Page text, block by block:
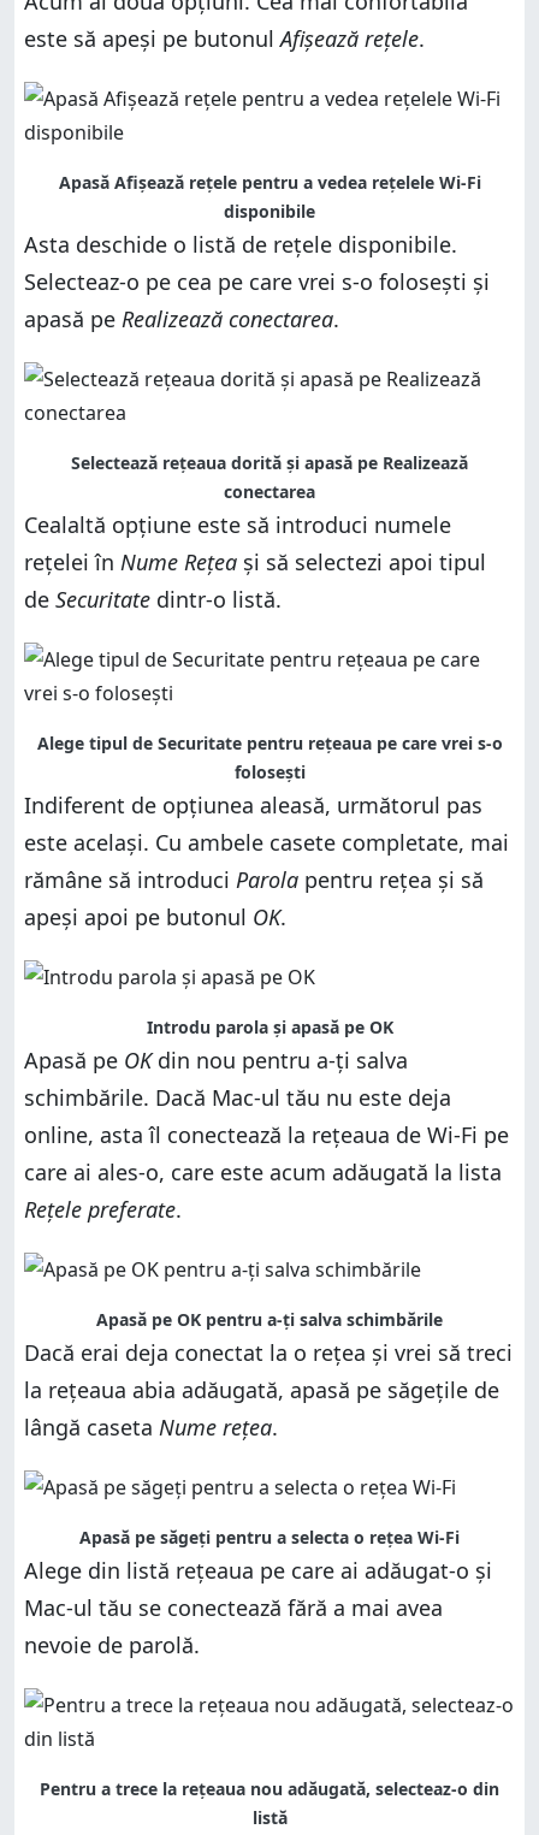
este să apeși pe butonulAfișează rețele.
Apasă Afișează rețele pentru a vedea rețelele Wi-Fi
disponibile
Asta deschide o listă de rețele disponibile.
Selecteaz-o pe cea pe care vrei s-o folosești și
apasă pe Realizează conectarea.
Selectează rețeaua dorită și apasă pe Realizează
conectarea
Cealaltă opțiune este să introduci numele
rețelei în Nume Rețea și să selectezi apoi tipul
de Securitate dintr-o listă.
Alege tipul de Securitate pentru rețeaua pe care vrei s-o
folosești
Indiferent de opțiunea aleasă, următorul pas
este același. Cu ambele casete completate, mai
rămâne să introduci Parola pentru rețea și să
apeși apoi pe butonul OK.
Introdu parola și apasă pe OK
Apasă pe OKdin nou pentru a-ți salva
schimbările. Dacă Mac-ul tău nu este deja
online, asta îl conectează la rețeaua de Wi-Fi pe
care ai ales-o, care este acum adăugată la lista
Rețele preferate.
Apasă pe OK pentru a-ți salva schimbările
Dacă erai deja conectat la o rețea și vrei să treci
la rețeaua abia adăugată, apasă pe săgețile de
lângă caseta Nume rețea.
Apasă pe săgeți pentru a selecta o rețea Wi-Fi
Alege din listă rețeaua pe care ai adăugat-o și
Mac-ul tău se conectează fără a mai avea
nevoie de parolă.
Pentru a trece la rețeaua nou adăugată, selecteaz-o din
listă